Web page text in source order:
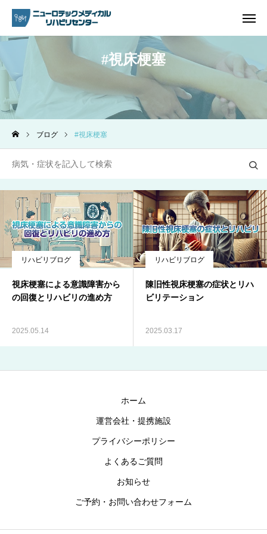
視床梗塞
ブログ 視床梗塞
リハビリブログ
視床梗塞による意識障害から
の回復とリハビリの進め方
2025.05.14
リハビリブログ
陳旧性視床梗塞の症状とリハ
ビリテーション
2025.03.17
ホーム
運営会社・提携施設
プライバシーポリシー
よくあるご質問
お知らせ
ご予約・お問い合わせフォーム
電話問い合わせ
ホーム
リハビリ内容
プラン・料金一覧
よくあるご質問
ご予約
ブログ